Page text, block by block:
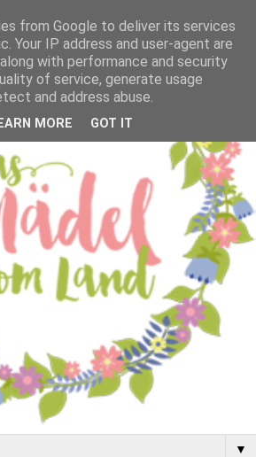
▼
from Google to deliver its services
Your IP address and user-agent are
with performance and security
of service, generate usage
and address abuse.
MORE GOT IT